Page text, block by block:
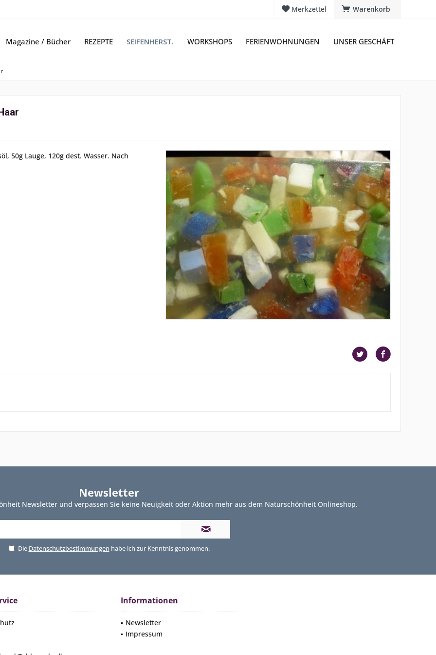
Warenkorb
Merkzettel
Magazine / Bücher REZEPTE SEIFENHERST. WORKSHOPS FERIENWOHNUNGEN UNSER GESCHÄFT
50g Lauge, 120g dest. Wasser. Nach
Newsletter
Newsletter und verpassen Sie keine Neuigkeit oder Aktion mehr aus dem Naturschönheit Onlineshop.
Die Datenschutzbestimmungen habe ich zur Kenntnis genommen.
Informationen
Newsletter
Impressum